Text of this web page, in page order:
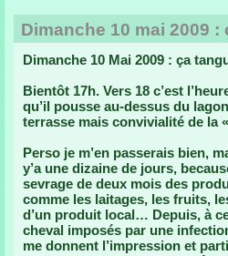
Dimanche 10 mai 2009 :
Dimanche 10 Mai 2009 : ça
Bientôt 17h. Vers 18 c’est
qu’il pousse au-dessus du
terrasse mais convivialité de la
Perso je m’en passerais bien,
y’a une dizaine de jours,
sevrage de deux mois des
comme les laitages, les fruits,
d’un produit local… Depuis, à
cheval imposés par une
me donnent l’impression et